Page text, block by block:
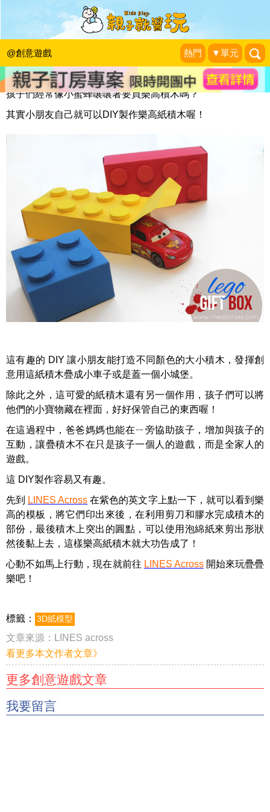
@創意遊戲 熱門 ▼單元
一起來疊疊樂─樂高紙積木
KidsPlay編輯室
孩子們經常像小蜜蜂嚷嚷著要買樂高積木嗎？
其實小朋友自己就可以DIY製作樂高紙積木喔！
這有趣的 DIY 讓小朋友能打造不同顏色的大小積木，發揮創
意用這紙積木疊成小車子或是蓋一個小城堡。
除此之外，這可愛的紙積木還有另一個作用，孩子們可以將
他們的小寶物藏在裡面，好好保管自己的東西喔！
在這過程中，爸爸媽媽也能在ㄧ旁協助孩子，增加與孩子的
互動，讓疊積木不在只是孩子一個人的遊戲，而是全家人的
遊戲。
這 DIY製作容易又有趣。
先到
LINES Across 在紫色的英文字上點一下，就可以看到樂
高的模板，將它們印出來後，在利用剪刀和膠水完成積木的
部份，最後積木上突出的圓點，可以使用泡綿紙來剪出形狀
然後黏上去，這樣樂高紙積木就大功告成了！
心動不如馬上行動，現在就前往 LINES Across開始來玩疊疊
樂吧！
標籤： 3D紙模型
文章來源：
LINES across
看更多本文作者文章》
更多創意遊戲文章
我要留言